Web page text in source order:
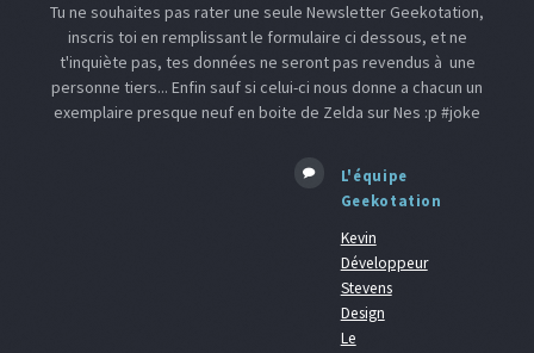
Tu ne souhaites pas rater une seule Newsletter Geekotation,
inscris toi en remplissant le formulaire ci dessous, et ne
t'inquiète pas, tes données ne seront pas revendus à une
personne tiers... Enfin sauf si celui-ci nous donne a chacun un
exemplaire presque neuf en boite de Zelda sur Nes :p #joke
L'équipe
Geekotation
Kevin
Développeur
Stevens
Design
Le